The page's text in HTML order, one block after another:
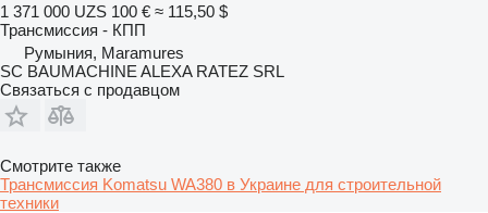
1 371 000 UZS 100 € ≈ 115,50 $
Трансмиссия - КПП
Румыния, Maramures
SC BAUMACHINE ALEXA RATEZ SRL
Связаться с продавцом
Смотрите также
Трансмиссия Komatsu WA380 в Украине для строительной
техники